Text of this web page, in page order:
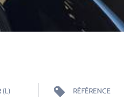
(L) RÉFÉRENCE